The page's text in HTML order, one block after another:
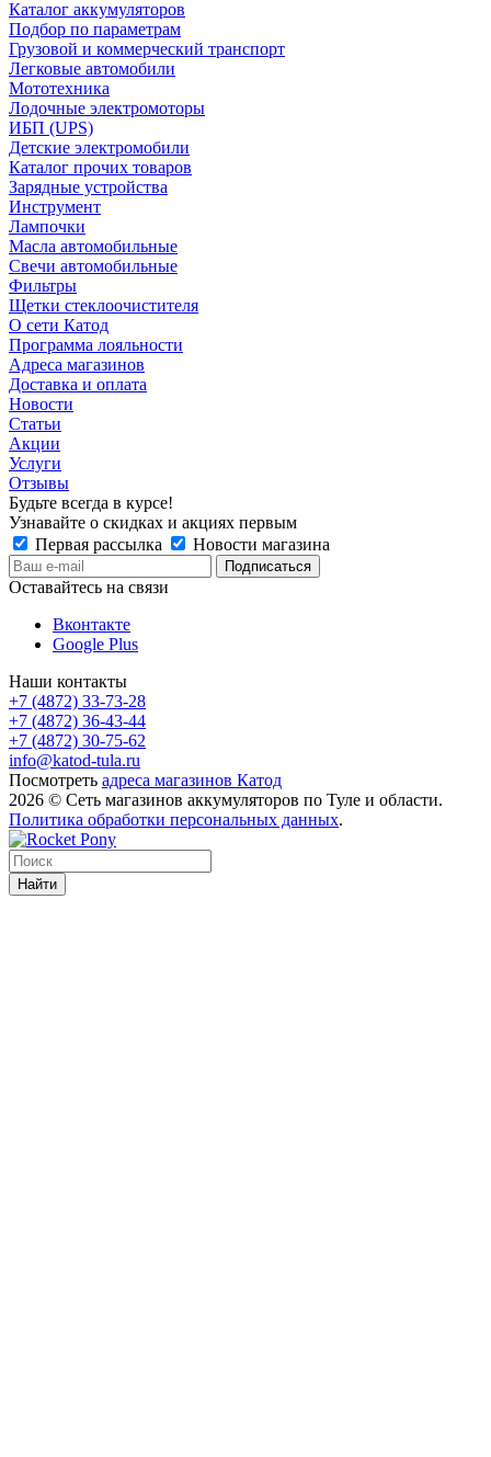
Каталог аккумуляторов
Подбор по параметрам
Грузовой и коммерческий транспорт
Легковые автомобили
Мототехника
Лодочные электромоторы
ИБП (UPS)
Детские электромобили
Каталог прочих товаров
Зарядные устройства
Инструмент
Лампочки
Масла автомобильные
Свечи автомобильные
Фильтры
Щетки стеклоочистителя
О сети Катод
Программа лояльности
Адреса магазинов
Доставка и оплата
Новости
Статьи
Акции
Услуги
Отзывы
Будьте всегда в курсе!
Узнавайте о скидках и акциях первым
Первая рассылка
Новости магазина
Оставайтесь на связи
Вконтакте
Google Plus
Наши контакты
+7 (4872) 33-73-28
+7 (4872) 36-43-44
+7 (4872) 30-75-62
info@katod-tula.ru
Посмотреть адреса магазинов Катод
2026 © Сеть магазинов аккумуляторов по Туле и области.
Политика обработки персональных данных.
Найти